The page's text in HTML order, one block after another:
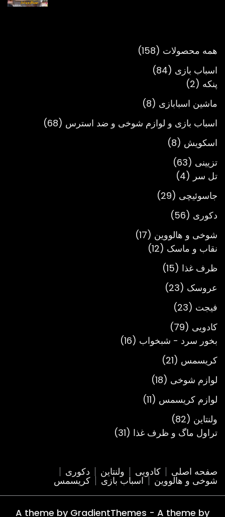
همه محصولات
158
158
اسباب بازی 84
84
پنکه 2
2
محصول
ماشین اسبابازی 8
8
اسباب بازی و لوازم شوخی و ضد استرس 68
68
اسکویش 8
8
تزیینی 63
63
محصول
تل سر 4
4
محصول
جاسوئیچی 29
29
دکوری 56
56
محصول
شوخی و هالووین 17
17
نقاب و ماسک 12
12
ظرف غذا 15
15
محصول
عروسک 23
23
فیجت 23
23
محصول
کادویی 79
79
محصول
بخور سرد - شبخواب 16
16
کریسمس 21
21
محصول
لوازم شوخی 18
18
محصول
لوازم کریسمس 11
11
ولنتاین 82
82
محصول
تراول ماگ و ظرف غذا 31
31
صفحه اصلی کادویی ولنتاین دکوری
شوخی و هالووین اسباب بازی کریسمس
A theme by GradientThemes - A theme by